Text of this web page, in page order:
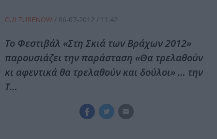
CULTURENOW / 06-07-2012 / 11:42
Το Φεστιβάλ «Στη Σκιά των Βράχων 2012»
παρουσιάζει την παράσταση «Θα τρελαθούν
κι αφεντικά θα τρελαθούν και δούλοι» … την
Τ…